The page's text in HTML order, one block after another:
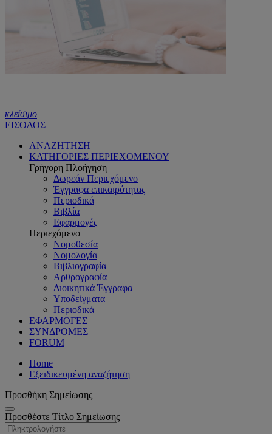
κλείσιμο
ΕΙΣΟΔΟΣ
ΑΝΑΖΗΤΗΣΗ
ΚΑΤΗΓΟΡΙΕΣ ΠΕΡΙΕΧΟΜΕΝΟΥ
Γρήγορη Πλοήγηση
Δωρεάν Περιεχόμενο
Έγγραφα επικαιρότητας
Περιοδικά
Βιβλία
Εφαρμογές
Περιεχόμενο
Νομοθεσία
Νομολογία
Βιβλιογραφία
Αρθρογραφία
Διοικητικά Έγγραφα
Υποδείγματα
Περιοδικά
ΕΦΑΡΜΟΓΕΣ
ΣΥΝΔΡΟΜΕΣ
FORUM
Home
Εξειδικευμένη αναζήτηση
Προσθήκη Σημείωσης
Προσθέστε Τίτλο Σημείωσης